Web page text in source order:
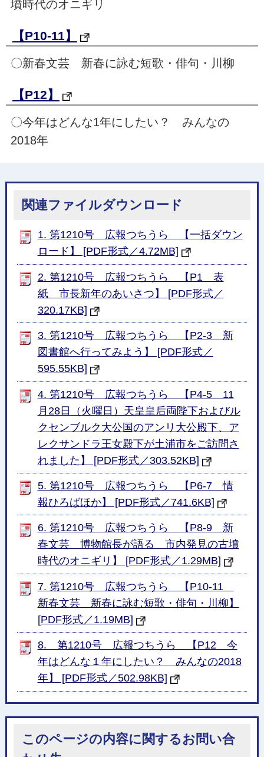
墳時代のオニギリ
【P10-11】
〇新春文芸 新春に詠む短歌・俳句・川柳
【P12】
〇今年はどんな1年にしたい？ みんなの
2018年
関連ファイルダウンロード
1. 第1210号 広報つちうら 【一括ダウン
ロード】 [PDF形式／4.72MB]
2. 第1210号 広報つちうら 【P1 表
紙 市長新年のあいさつ】 [PDF形式／
320.17KB]
3. 第1210号 広報つちうら 【P2-3 新
図書館へ行ってみよう】 [PDF形式／
595.55KB]
4. 第1210号 広報つちうら 【P4-5 11
月28日（火曜日）天皇皇后両陛下およびル
クセンブルク大公国のアンリ大公殿下、ア
レクサンドラ王女殿下が土浦市をご訪問さ
れました】 [PDF形式／303.52KB]
5. 第1210号 広報つちうら 【P6-7 情
報ひろばほか】 [PDF形式／741.6KB]
6. 第1210号 広報つちうら 【P8-9 新
春文芸 博物館長が語る 市内発見の古墳
時代のオニギリ】 [PDF形式／1.29MB]
7. 第1210号 広報つちうら 【P10-11
新春文芸 新春に詠む短歌・俳句・川柳】
[PDF形式／1.19MB]
8. 第1210号 広報つちうら 【P12 今
年はどんな１年にしたい？ みんなの2018
年】 [PDF形式／502.98KB]
このページの内容に関するお問い合